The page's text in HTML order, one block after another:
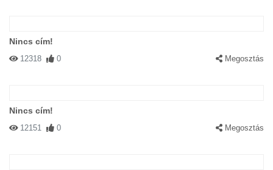
Nincs cím!
12318 0 Megosztás
Nincs cím!
12151 0 Megosztás